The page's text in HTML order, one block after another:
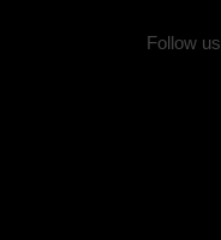
Follow us